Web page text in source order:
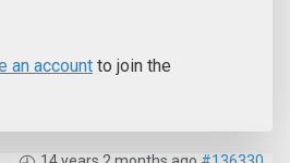
an account to join the